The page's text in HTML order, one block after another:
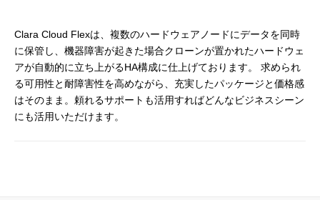
Clara Cloud Flexは、複数のハードウェアノードにデータを同時
に保管し、機器障害が起きた場合クローンが置かれたハードウェ
アが自動的に立ち上がるHA構成に仕上げております。 求められ
る可用性と耐障害性を高めながら、充実したパッケージと価格感
はそのまま。頼れるサポートも活用すればどんなビジネスシーン
にも活用いただけます。